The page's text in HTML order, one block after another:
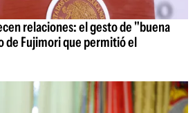
relaciones: el gesto de "buena
de Fujimori que permitió el